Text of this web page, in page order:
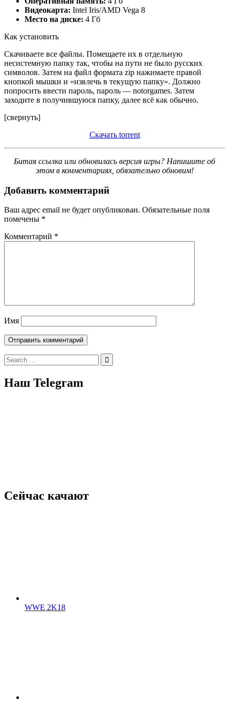
Видеокарта: Intel Iris/AMD Vega 8
Место на диске: 4 Гб
Как установить
Скачиваете все файлы. Помещаете их в отдельную
несистемную папку так, чтобы на пути не было русских
символов. Затем на файл формата zip нажимаете правой
кнопкой мышки и «извлечь в текущую папку». Должно
попросить ввести пароль, пароль — notorgames. Затем
заходите в получившуюся папку, далее всё как обычно.
[свернуть]
Скачать torrent
Битая ссылка или обновилась версия игры? Напишите об
этом в комментариях, обязательно обновим!
Добавить комментарий
Ваш адрес email не будет опубликован. Обязательные поля
помечены *
Комментарий *
Имя
Search
for:
Наш Telegram
Сейчас качают
WWE 2K18